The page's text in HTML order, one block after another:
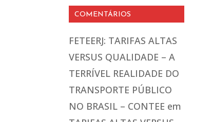
COMENTÁRIOS
FETEERJ: TARIFAS ALTAS
VERSUS QUALIDADE – A
TERRÍVEL REALIDADE DO
TRANSPORTE PÚBLICO
NO BRASIL – CONTEE em